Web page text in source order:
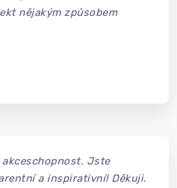
nějakým způsobem
akceschopnost. Jste
a inspirativní! Děkuji.